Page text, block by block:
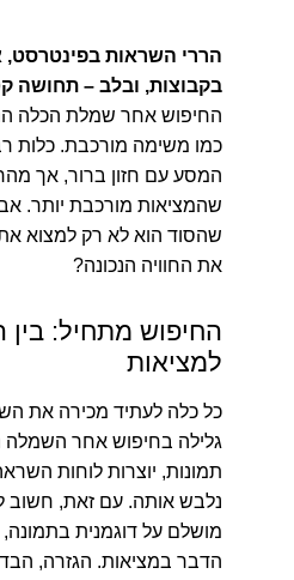
הררי השראות בפינטרסט,
בקבוצות, ובלב – תחושה
החיפוש אחר שמלת הכלה
כמו משימה מורכבת. כלות
המסע עם חזון ברור, אך
שהמציאות מורכבת יותר.
שהסוד הוא לא רק למצוא
את החוויה הנכונה?
החיפוש מתחיל:
למציאות
כל כלה לעתיד מכירה את
גלילה בחיפוש אחר השמלה
תמונות, יוצרות לוחות
נלבש אותה. עם זאת, חשוב
מושלם על דוגמנית בתמונה,
הדבר במציאות. הגזרה,